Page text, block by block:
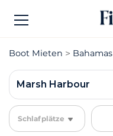
Boot Mieten Bahamas
Marsh Harbour
Schlafplätze